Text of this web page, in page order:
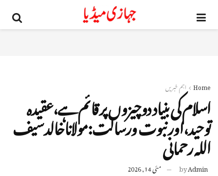
Home اہم خبریں
اسلام کی بنیاد دوچیزوں پر قائم ہے،عقیدہ
توحید،اور نبوت ورسالت:مولاناخالدسیف
اللہ رحمانی
byAdmin مئی 14, 2026